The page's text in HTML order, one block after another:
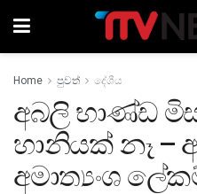
Home පුවත් දේශීය
අබලි භාණ්ඩ
හානියක් නෑ –
අමාත්‍යංශ